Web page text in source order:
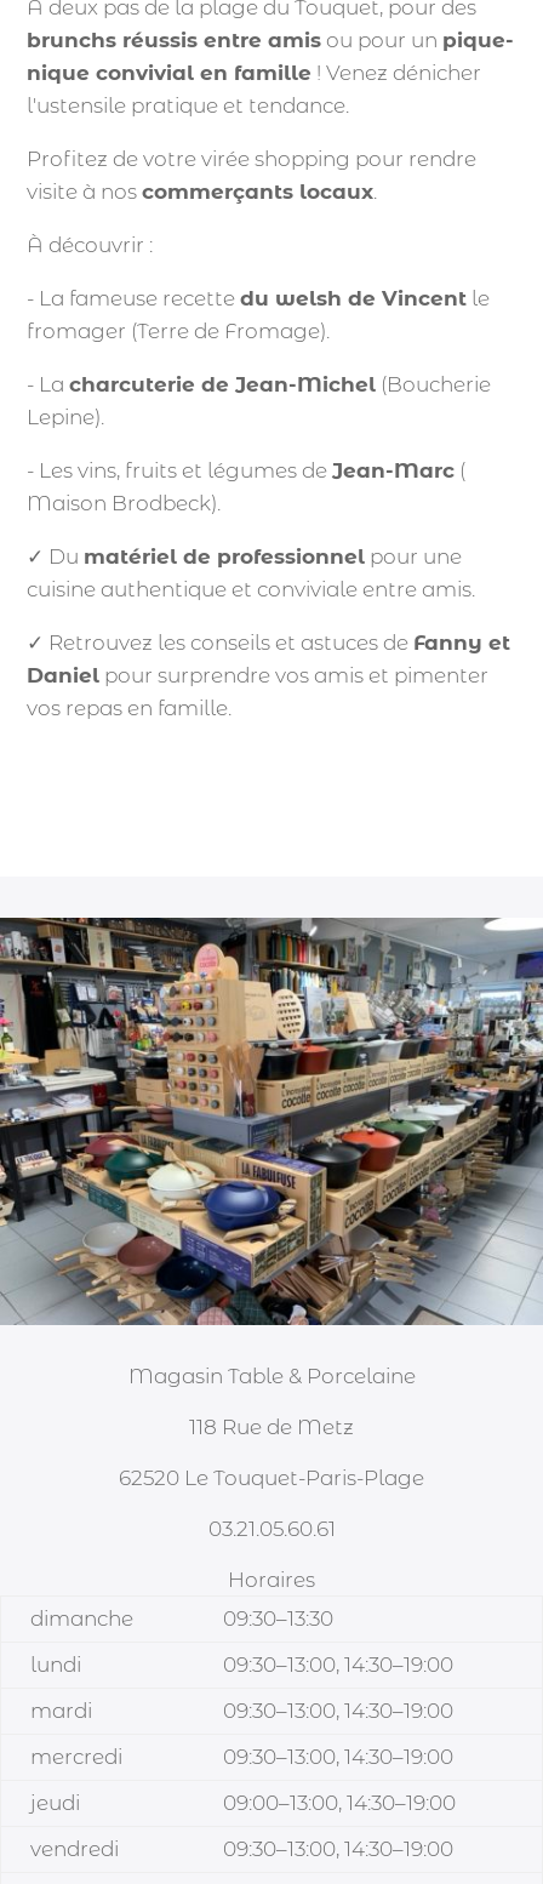
À deux pas de la plage du Touquet, pour des
brunchs réussis entre amis ou pour un pique-
nique convivial en famille ! Venez dénicher
l'ustensile pratique et tendance.
Profitez de votre virée shopping pour rendre
visite à noscommerçants locaux.
À découvrir :
- La fameuse recettedu welsh de Vincent le
fromager (Terre de Fromage).
- Lacharcuterie de Jean-Michel (Boucherie
Lepine).
- Les vins, fruits et légumes deJean-Marc (
Maison Brodbeck).
✓ Du matériel de professionnel pour une
cuisine authentique et conviviale entre amis.
✓ Retrouvez les conseils et astuces de Fanny et
Daniel pour surprendre vos amis et pimenter
vos repas en famille.
Magasin Table & Porcelaine
118 Rue de Metz
62520 Le Touquet-Paris-Plage
03.21.05.60.61
Horaires
dimanche
09:30–13:30
lundi
09:30–13:00, 14:30–19:00
mardi
09:30–13:00, 14:30–19:00
mercredi
09:30–13:00, 14:30–19:00
jeudi
09:00–13:00, 14:30–19:00
vendredi
09:30–13:00, 14:30–19:00